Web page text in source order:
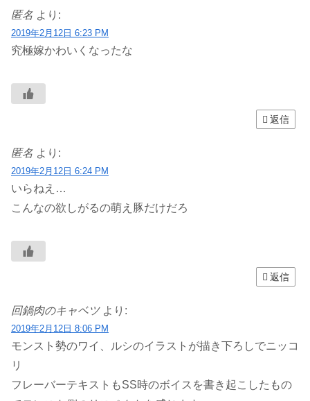
匿名 より:
2019年2月12日 6:23 PM
究極嫁かわいくなったな
返信
匿名 より:
2019年2月12日 6:24 PM
いらねえ…
こんなの欲しがるの萌え豚だけだろ
返信
回鍋肉のキャベツ より:
2019年2月12日 8:06 PM
モンスト勢のワイ、ルシのイラストが描き下ろしでニッコ
リ
フレーバーテキストもSS時のボイスを書き起こしたもの